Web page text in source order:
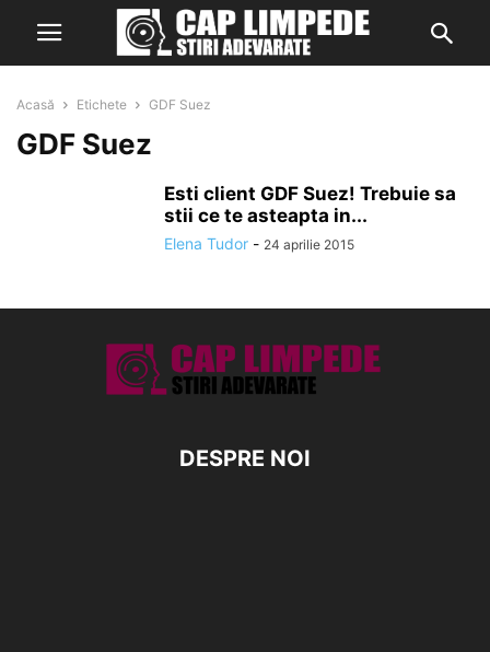
Acasă Etichete GDF Suez
GDF Suez
Esti client GDF Suez! Trebuie sa
stii ce te asteapta in...
Elena Tudor - 24 aprilie 2015
DESPRE NOI